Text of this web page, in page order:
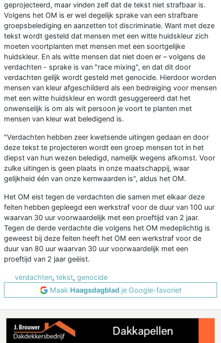
geprojecteerd, maar vinden zelf dat de tekst niet strafbaar is.
Volgens het OM is er wel degelijk sprake van een strafbare
groepsbelediging en aanzetten tot discriminatie. Want met deze
tekst wordt gesteld dat mensen met een witte huidskleur zich
moeten voortplanten met mensen met een soortgelijke
huidskleur. En als witte mensen dat niet doen er – volgens de
verdachten - sprake is van "race mixing", en dat dit door
verdachten gelijk wordt gesteld met genocide. Hierdoor worden
mensen van kleur afgeschilderd als een bedreiging voor mensen
met een witte huidskleur en wordt gesuggereerd dat het
onwenselijk is om als wit persoon je voort te planten met
mensen van kleur wat beledigend is.
"Verdachten hebben zeer kwetsende uitingen gedaan en door
deze tekst te projecteren wordt een groep mensen tot in het
diepst van hun wezen beledigd, namelijk wegens afkomst. Voor
zulke uitingen is geen plaats in onze maatschappij, waar
gelijkheid één van onze kernwaarden is", aldus het OM.
Het OM eist tegen de verdachten die samen met elkaar deze
feiten hebben gepleegd een werkstraf voor de duur van 100 uur
waarvan 30 uur voorwaardelijk met een proeftijd van 2 jaar.
Tegen de derde verdachte die volgens het OM medeplichtig is
geweest bij deze feiten heeft het OM een werkstraf voor de
duur van 80 uur waarvan 30 uur voorwaardelijk met een
proeftijd van 2 jaar geëist.
verdachten, tekst, genocide
Maak Haagsdagbladje Google-favoriet